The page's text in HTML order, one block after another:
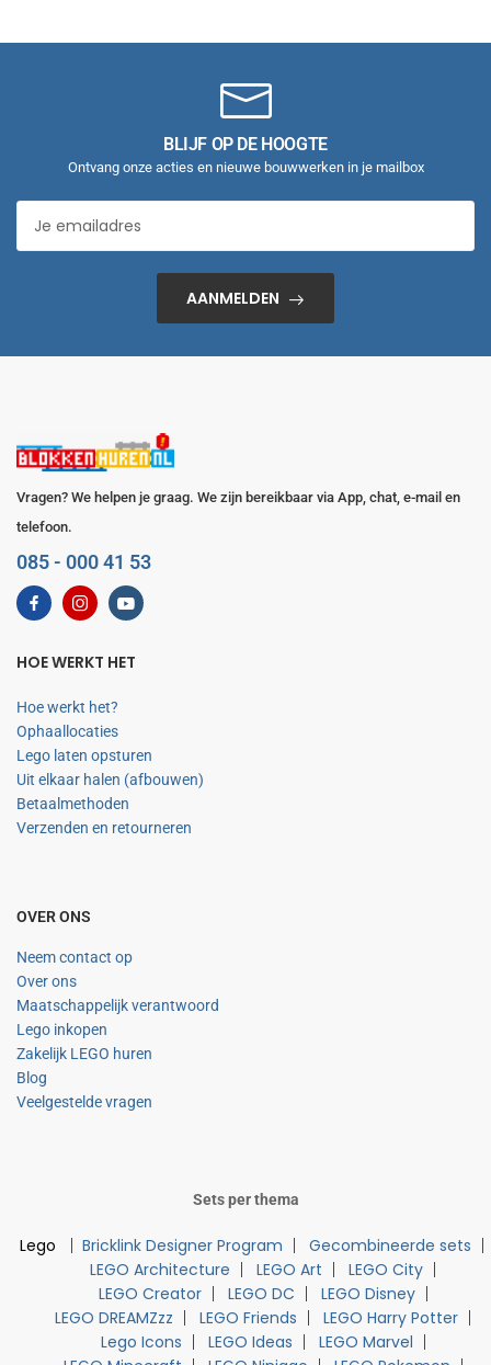
BLIJF OP DE HOOGTE
Ontvang onze acties en nieuwe bouwwerken in je mailbox
AANMELDEN
Vragen? We helpen je graag. We zijn bereikbaar via App, chat, e-mail en
telefoon.
085 - 000 41 53
HOE WERKT HET
Hoe werkt het?
Ophaallocaties
Lego laten opsturen
Uit elkaar halen (afbouwen)
Betaalmethoden
Verzenden en retourneren
OVER ONS
Neem contact op
Over ons
Maatschappelijk verantwoord
Lego inkopen
Zakelijk LEGO huren
Blog
Veelgestelde vragen
Sets per thema
Lego Bricklink Designer Program
Gecombineerde sets
LEGO Architecture
LEGO Art
LEGO City
LEGO Creator
LEGO DC
LEGO Disney
LEGO DREAMZzz
LEGO Friends
LEGO Harry Potter
Lego Icons
LEGO Ideas
LEGO Marvel